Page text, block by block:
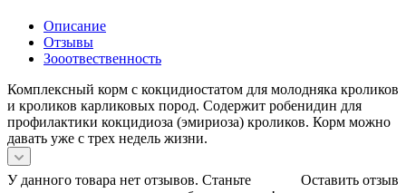
Описание
Отзывы
Зооотвественность
Комплексный корм с кокцидиостатом для молодняка кроликов
и кроликов карликовых пород. Содержит робенидин для
профилактики кокцидиоза (эмириоза) кроликов. Корм можно
давать уже с трех недель жизни.
Оставить отзыв
У данного товара нет отзывов. Станьте